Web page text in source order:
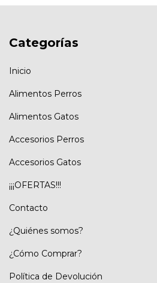
Categorías
Inicio
Alimentos Perros
Alimentos Gatos
Accesorios Perros
Accesorios Gatos
¡¡¡OFERTAS!!!
Contacto
¿Quiénes somos?
¿Cómo Comprar?
Política de Devolución